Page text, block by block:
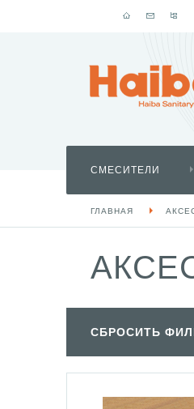
СМЕСИТЕЛИ
ГЛАВНАЯ
СБРОСИТЬ